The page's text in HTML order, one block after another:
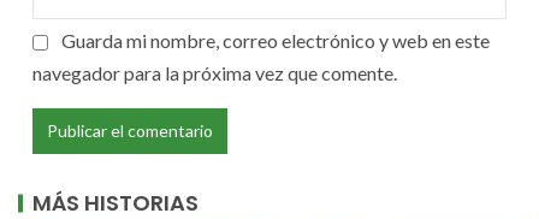
Guarda mi nombre, correo electrónico y web en este
navegador para la próxima vez que comente.
MÁS HISTORIAS